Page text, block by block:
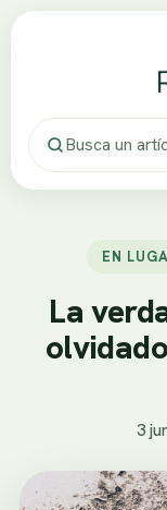
EN
La
3